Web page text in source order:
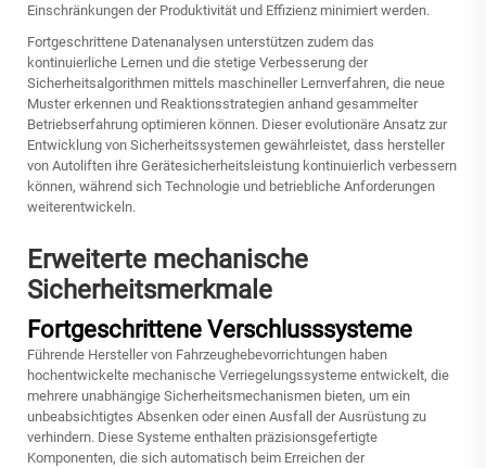
Einschränkungen der Produktivität und Effizienz minimiert werden.
Fortgeschrittene Datenanalysen unterstützen zudem das
kontinuierliche Lernen und die stetige Verbesserung der
Sicherheitsalgorithmen mittels maschineller Lernverfahren, die neue
Muster erkennen und Reaktionsstrategien anhand gesammelter
Betriebserfahrung optimieren können. Dieser evolutionäre Ansatz zur
Entwicklung von Sicherheitssystemen gewährleistet, dass hersteller
von Autoliften ihre Gerätesicherheitsleistung kontinuierlich verbessern
können, während sich Technologie und betriebliche Anforderungen
weiterentwickeln.
Erweiterte mechanische
Sicherheitsmerkmale
Fortgeschrittene Verschlusssysteme
Führende Hersteller von Fahrzeughebevorrichtungen haben
hochentwickelte mechanische Verriegelungssysteme entwickelt, die
mehrere unabhängige Sicherheitsmechanismen bieten, um ein
unbeabsichtigtes Absenken oder einen Ausfall der Ausrüstung zu
verhindern. Diese Systeme enthalten präzisionsgefertigte
Komponenten, die sich automatisch beim Erreichen der